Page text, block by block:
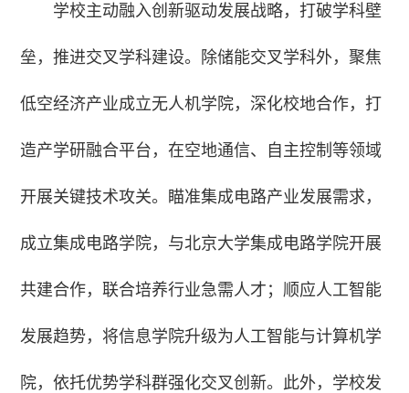
学校主动融入创新驱动发展战略，打破学科壁
垒，推进交叉学科建设。除储能交叉学科外，聚焦
低空经济产业成立无人机学院，深化校地合作，打
造产学研融合平台，在空地通信、自主控制等领域
开展关键技术攻关。瞄准集成电路产业发展需求，
成立集成电路学院，与北京大学集成电路学院开展
共建合作，联合培养行业急需人才；顺应人工智能
发展趋势，将信息学院升级为人工智能与计算机学
院，依托优势学科群强化交叉创新。此外，学校发